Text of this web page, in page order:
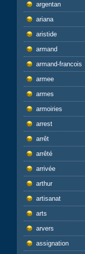
argentan
ariana
aristide
armand
armand-francois
armee
armes
armoiries
arrest
arrêt
arrêté
arrivée
arthur
artisanat
arts
arvers
assignation